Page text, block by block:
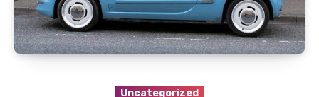
Uncategorized